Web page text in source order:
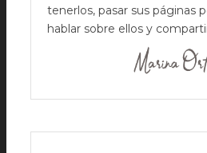
tenerlos, pasar sus páginas
hablar sobre ellos y